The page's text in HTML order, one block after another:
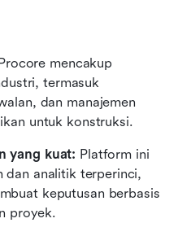
mencakup
termasuk
dan manajemen
untuk konstruksi.
yang kuat: Platform ini
dan analitik terperinci,
keputusan berbasis
proyek.